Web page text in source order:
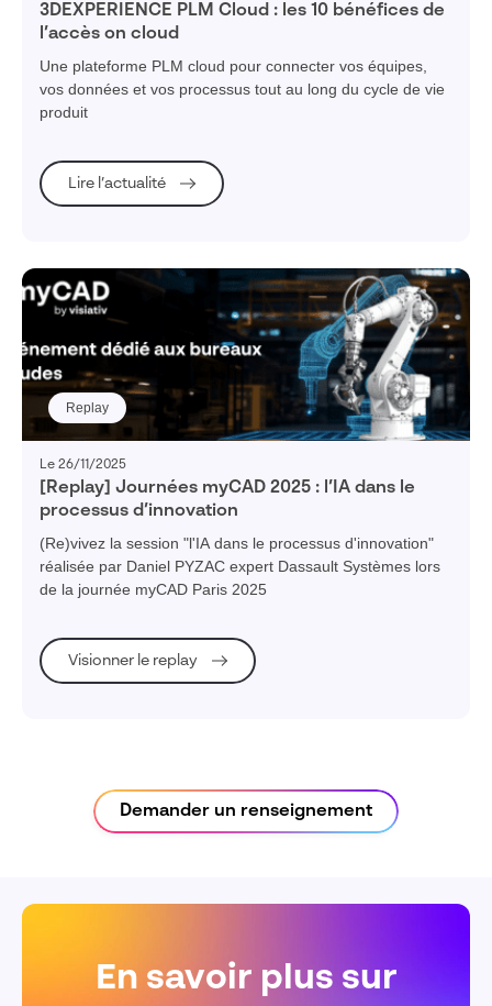
3DEXPERIENCE PLM Cloud : les 10 bénéfices de
l’accès on cloud
Une plateforme PLM cloud pour connecter vos équipes,
vos données et vos processus tout au long du cycle de vie
produit
Lire l’actualité
Replay
Le 26/11/2025
[Replay] Journées myCAD 2025 : l’IA dans le
processus d’innovation
(Re)vivez la session "l'IA dans le processus d'innovation"
réalisée par Daniel PYZAC expert Dassault Systèmes lors
de la journée myCAD Paris 2025
Visionner le replay
Demander un renseignement
En savoir plus sur